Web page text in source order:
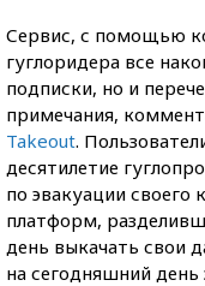
Сервис, с помощью
гуглоридера все
подписки, но и
примечания,
Takeout.
десятилетие
по эвакуации своего
платформ,
день выкачать свои
на сегодняшний